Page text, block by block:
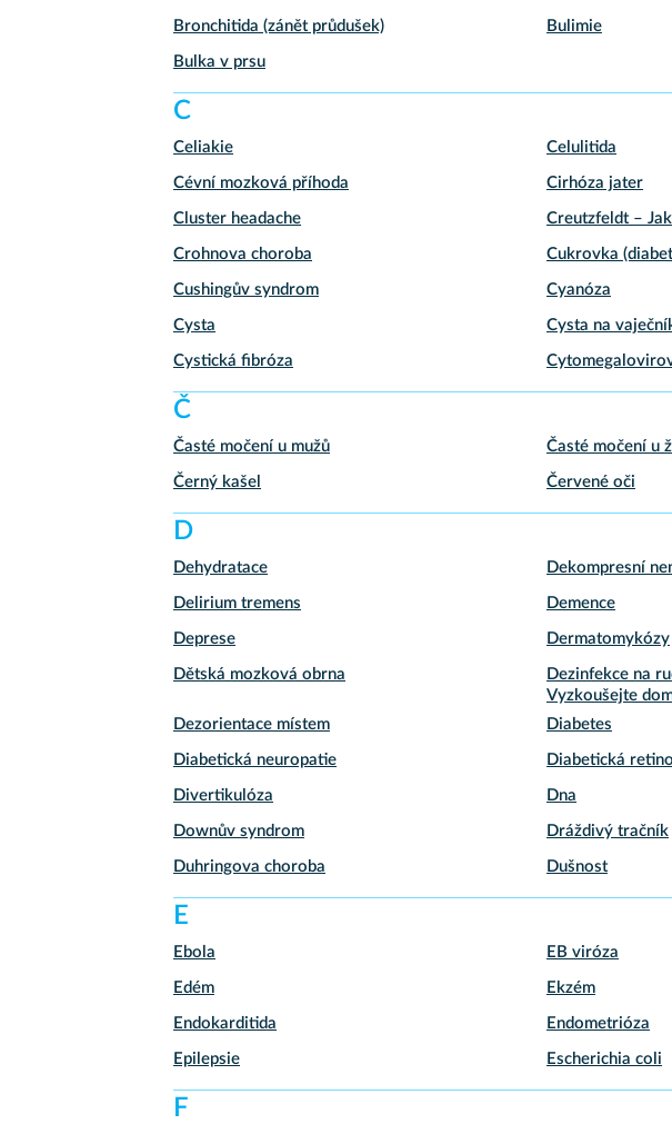
Bronchitida (zánět průdušek) Bulimie
Bulka v prsu
C
Celiakie Celulitida
Cévní mozková příhoda Cirhóza jater
Cluster headache Creutzfeldt –
Crohnova choroba Cukrovka
Cushingův syndrom Cyanóza
Cysta Cysta na
Cystická fibróza
Č
Časté močení u mužů Časté močení u
Černý kašel Červené oči
D
Dehydratace Dekompresní
Delirium tremens Demence
Deprese Dermatomykózy
Dětská mozková obrna
Dezinfekce na
Vyzkoušejte
Dezorientace místem
Diabetes
Diabetická neuropatie Diabetická
Divertikulóza Dna
Downův syndrom Dráždivý tračník
Duhringova choroba Dušnost
E
Ebola EB viróza
Edém Ekzém
Endokarditida Endometrióza
Epilepsie Escherichia coli
F